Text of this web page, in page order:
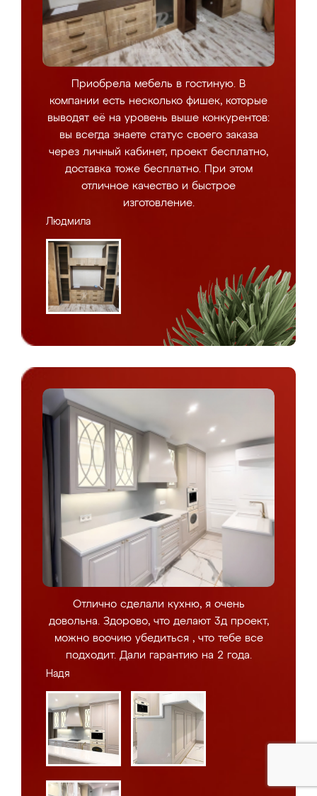
Приобрела мебель в гостиную. В
компании есть несколько фишек, которые
выводят её на уровень выше конкурентов:
вы всегда знаете статус своего заказа
через личный кабинет, проект бесплатно,
доставка тоже бесплатно. При этом
отличное качество и быстрое
изготовление.
Людмила
Отлично сделали кухню, я очень
довольна. Здорово, что делают 3д проект,
можно воочию убедиться , что тебе все
подходит. Дали гарантию на 2 года.
Надя